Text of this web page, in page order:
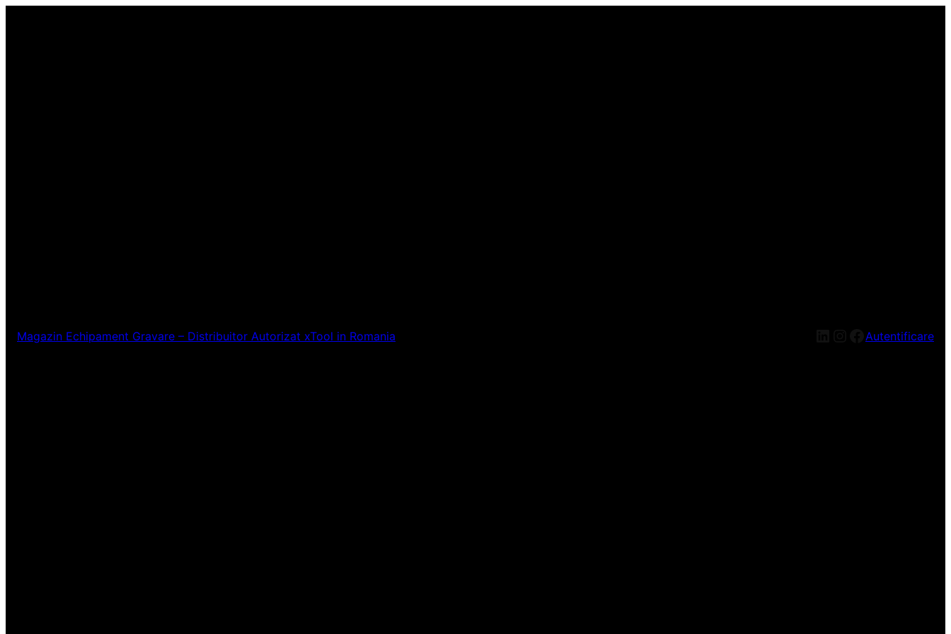
Magazin Echipament Gravare – Distribuitor Autorizat xTool in Romania LinkedIn
Instagram
Facebook
Autentificare